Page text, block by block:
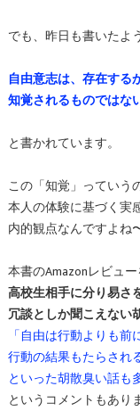
でも、昨日も書いたよ
自由意志は、存在する
知覚されるものではな
と書かれています。
この「知覚」っていう
本人の体験に基づく実
内的観点なんですよね
本書のAmazonレビュー
高校生相手に分り易さ
冗談としか聞こえない
「自由は行動よりも前
行動の結果もたらされ
といった胡散臭い話も
というコメントもあり